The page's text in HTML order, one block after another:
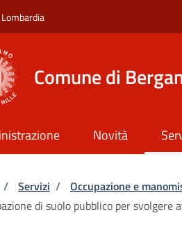
Comune di
Novità
di pane
/ Servizi / Occupazione e
di suolo pubblico per